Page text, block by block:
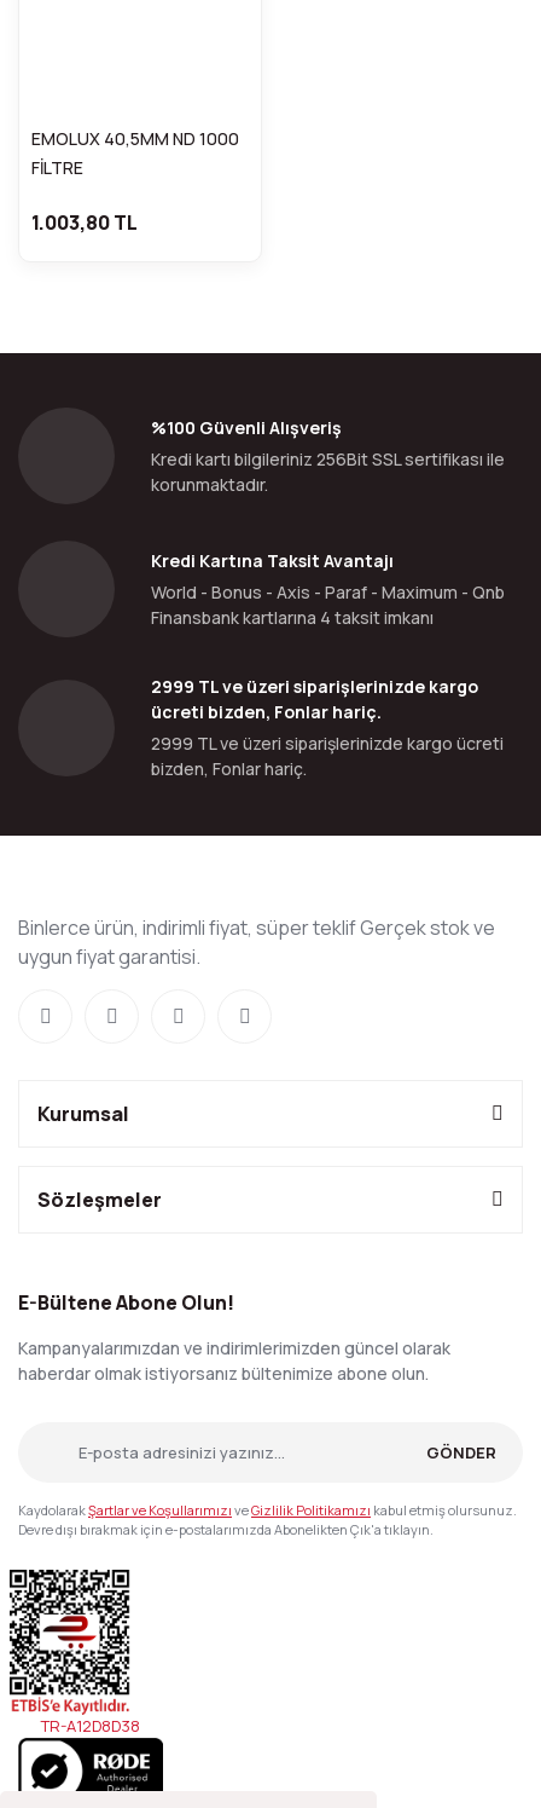
EMOLUX 40,5MM ND 1000
FİLTRE
1.003,80 TL
%100 Güvenli Alışveriş
Kredi kartı bilgileriniz 256Bit SSL sertifikası ile
korunmaktadır.
Kredi Kartına Taksit Avantajı
World - Bonus - Axis - Paraf - Maximum - Qnb
Finansbank kartlarına 4 taksit imkanı
2999 TL ve üzeri siparişlerinizde kargo
ücreti bizden, Fonlar hariç.
2999 TL ve üzeri siparişlerinizde kargo ücreti
bizden, Fonlar hariç.
Binlerce ürün, indirimli fiyat, süper teklif Gerçek stok ve
uygun fiyat garantisi.
Kurumsal
Sözleşmeler
E-Bültene Abone Olun!
Kampanyalarımızdan ve indirimlerimizden güncel olarak
haberdar olmak istiyorsanız bültenimize abone olun.
GÖNDER
KaydolarakŞartlar ve Koşullarımızı veGizlilik Politikamızı kabul etmiş olursunuz.
Devre dışı bırakmak için e-postalarımızda Abonelikten Çık'a tıklayın.
TR-A12D8D38